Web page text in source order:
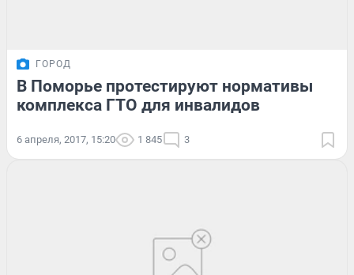
ГОРОД
В Поморье протестируют нормативы
комплекса ГТО для инвалидов
6 апреля, 2017, 15:20 1 845 3